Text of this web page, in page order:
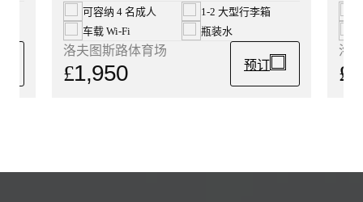
可容纳 4 名成人
1-2 大型行李箱
车载 Wi‑Fi
瓶装水
洛夫图斯路体育场
£1,950 预订
洛
£